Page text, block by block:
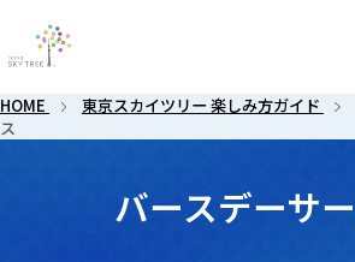
バースデーサ
HOME 東京スカイツリー 楽しみ方ガイド
ス